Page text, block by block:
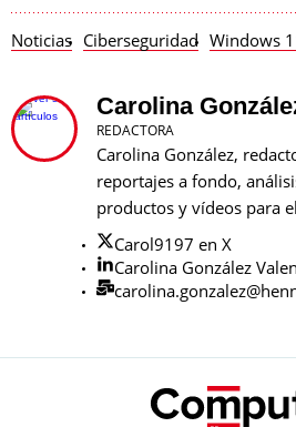
Noticias Ciberseguridad Windows
Carolina
REDACTORA
Carolina González,
reportajes a fondo,
productos y vídeos para
Carol9197 en X
Carolina González